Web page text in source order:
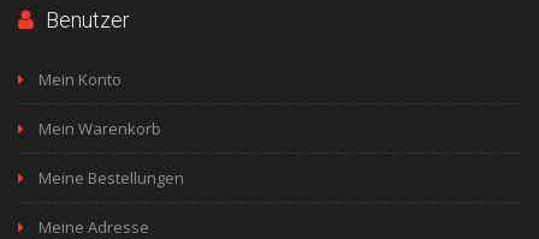
Benutzer
Mein Konto
Mein Warenkorb
Meine Bestellungen
Meine Adresse